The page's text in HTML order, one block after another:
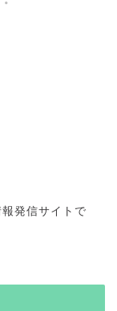
発信サイトで